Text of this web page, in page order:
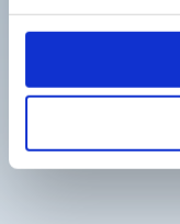
CN & SD